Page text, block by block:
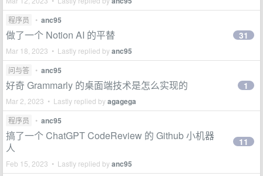
程序员 • anc95
做了一个 Notion AI 的平替
Mar 18, 2023 • Lastly replied byanc95
31
问与答 • anc95
好奇 Grammarly 的桌面端技术是怎么实现的
Mar 2, 2023 • Lastly replied byagagega
1
程序员 • anc95
搞了一个 ChatGPT CodeReview 的 Github 小机器
人
Feb 15, 2023 • Lastly replied byanc95
11